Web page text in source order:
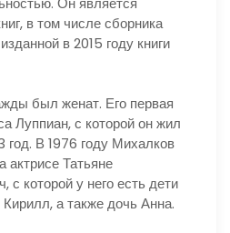
в том числе сборника
в 2015 году книги
был женат. Его первая
Луппиан, с которой он жил
год. В 1976 году Михалков
актрисе Татьяне
с которой у него есть дети
а также дочь Анна.